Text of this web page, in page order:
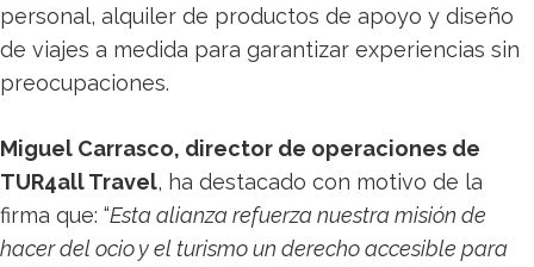
personal, alquiler de productos de apoyo y diseño
de viajes a medida para garantizar experiencias sin
preocupaciones.
Miguel Carrasco, director de operaciones de
TUR4all Travel, ha destacado con motivo de la
firma que: “Esta alianza refuerza nuestra misión de
hacer del ocio y el turismo un derecho accesible para